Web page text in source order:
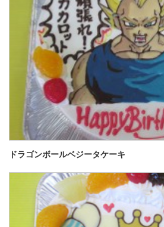
ドラゴンボールベジータケーキ